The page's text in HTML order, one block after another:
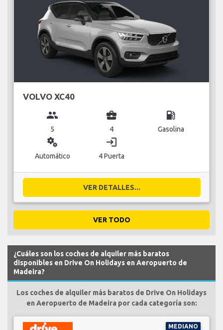
VOLVO XC40
group
5
business_center
4
local_gas_station
Gasolina
miscellaneous_services
Automático
login
4 Puerta
VER DETALLES...
VER TODO
¿Cuáles son los coches de alquiler más baratos
disponibles en Drive On Holidays en Aeropuerto de
Madeira?
Los coches de alquiler más baratos de Drive On Holidays
en Aeropuerto de Madeira por cada categoría son:
MEDIANO